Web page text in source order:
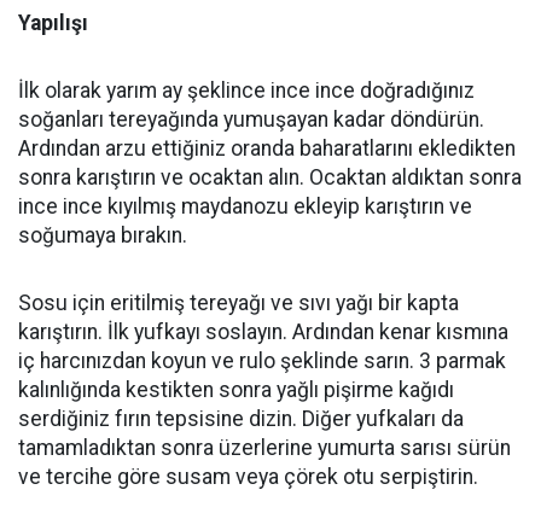
Yapılışı
İlk olarak yarım ay şeklince ince ince doğradığınız
soğanları tereyağında yumuşayan kadar döndürün.
Ardından arzu ettiğiniz oranda baharatlarını ekledikten
sonra karıştırın ve ocaktan alın. Ocaktan aldıktan sonra
ince ince kıyılmış maydanozu ekleyip karıştırın ve
soğumaya bırakın.
Sosu için eritilmiş tereyağı ve sıvı yağı bir kapta
karıştırın. İlk yufkayı soslayın. Ardından kenar kısmına
iç harcınızdan koyun ve rulo şeklinde sarın. 3 parmak
kalınlığında kestikten sonra yağlı pişirme kağıdı
serdiğiniz fırın tepsisine dizin. Diğer yufkaları da
tamamladıktan sonra üzerlerine yumurta sarısı sürün
ve tercihe göre susam veya çörek otu serpiştirin.